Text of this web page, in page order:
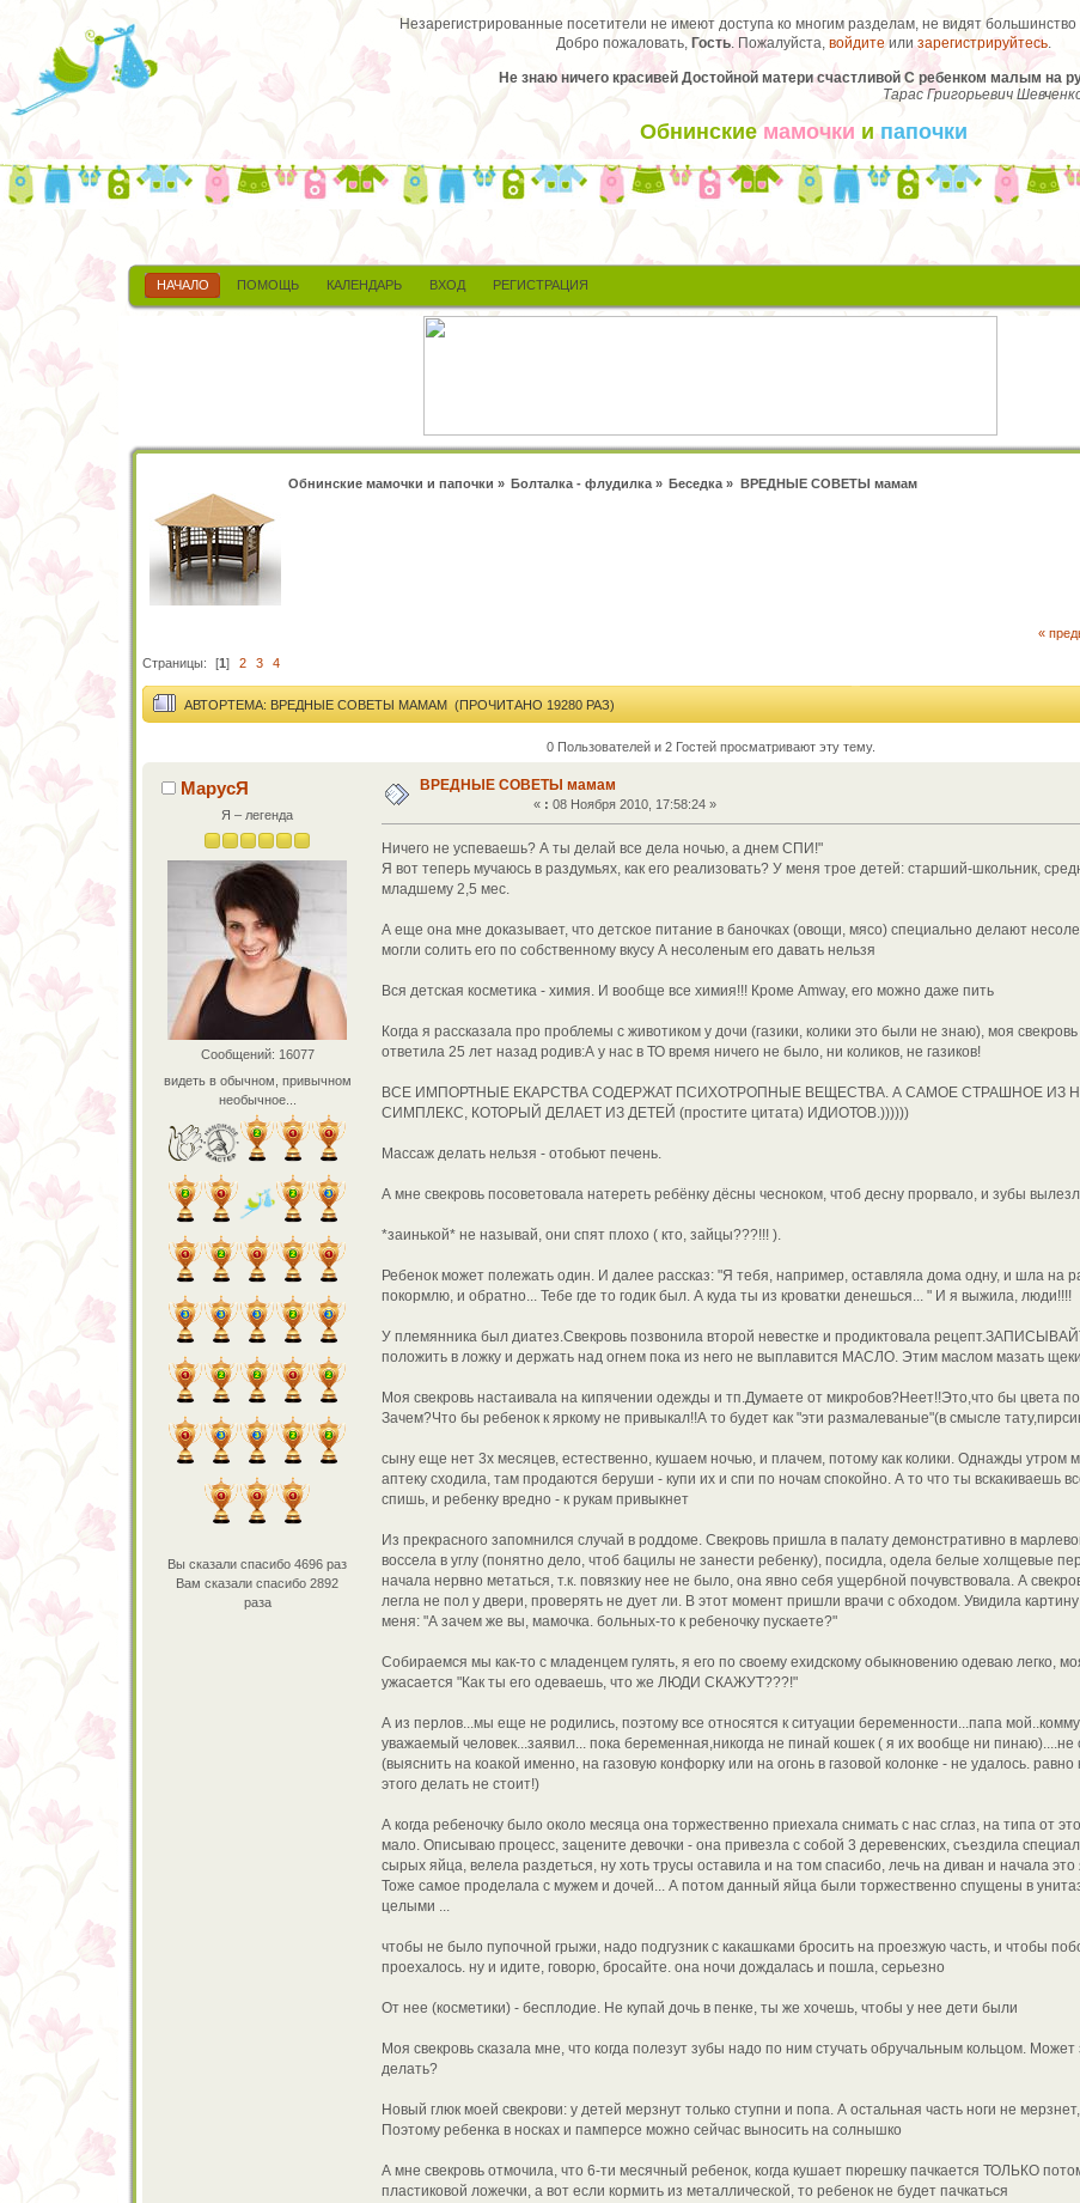
Незарегистрированные посетители не имеют доступа ко многим разделам, не видят большинство
Добро пожаловать, Гость. Пожалуйста, войдите илизарегистрируйтесь.
Не знаю ничего красивей Достойной матери счастливой С ребенком малым на
Тарас Григорьевич
Обнинские мамочки ипапочки
НАЧАЛО ПОМОЩЬ КАЛЕНДАРЬ ВХОД РЕГИСТРАЦИЯ
Обнинские мамочки и папочки » Болталка - флудилка» Беседка » ВРЕДНЫЕ СОВЕТЫ мамам
«
Страницы: [1] 2 3 4
АВТОРТЕМА: ВРЕДНЫЕ СОВЕТЫ МАМАМ (ПРОЧИТАНО 19280 РАЗ)
0 Пользователей и 2 Гостей просматривают эту тему.
МарусЯ
Я – легенда
Сообщений: 16077
видеть в обычном, привычном
необычное...
Вы сказали спасибо 4696 раз
Вам сказали спасибо 2892
раза
ВРЕДНЫЕ СОВЕТЫ мамам
« : 08 Ноября 2010, 17:58:24 »
Ничего не успеваешь? А ты делай все дела ночью, а днем СПИ!"
Я вот теперь мучаюсь в раздумьях, как его реализовать? У меня трое детей: старший-школьник,
младшему 2,5 мес.
А еще она мне доказывает, что детское питание в баночках (овощи, мясо) специально делают
могли солить его по собственному вкусу А несоленым его давать нельзя
Вся детская косметика - химия. И вообще все химия!!! Кроме Amway, его можно даже пить
Когда я рассказала про проблемы с животиком у дочи (газики, колики это были не знаю), моя
ответила 25 лет назад родив:А у нас в ТО время ничего не было, ни коликов, не газиков!
ВСЕ ИМПОРТНЫЕ ЕКАРСТВА СОДЕРЖАТ ПСИХОТРОПНЫЕ ВЕЩЕСТВА. А САМОЕ СТРАШНОЕ ИЗ
СИМПЛЕКС, КОТОРЫЙ ДЕЛАЕТ ИЗ ДЕТЕЙ (простите цитата) ИДИОТОВ.))))))
Массаж делать нельзя - отобьют печень.
А мне свекровь посоветовала натереть ребёнку дёсны чесноком, чтоб десну прорвало, и зубы
*заинькой* не называй, они спят плохо ( кто, зайцы???!!! ).
Ребенок может полежать один. И далее рассказ: "Я тебя, например, оставляла дома одну, и шла на
покормлю, и обратно... Тебе где то годик был. А куда ты из кроватки денешься... " И я выжила, люди!!!!
У племянника был диатез.Свекровь позвонила второй невестке и продиктовала
положить в ложку и держать над огнем пока из него не выплавится МАСЛО. Этим маслом мазать щеки
Моя свекровь настаивала на кипячении одежды и тп.Думаете от микробов?Неет!!Это,что бы цвета
Зачем?Что бы ребенок к яркому не привыкал!!А то будет как "эти размалеваные"(в смысле
сыну еще нет 3х месяцев, естественно, кушаем ночью, и плачем, потому как колики. Однажды утром
аптеку сходила, там продаются беруши - купи их и спи по ночам спокойно. А то что ты вскакиваешь
спишь, и ребенку вредно - к рукам привыкнет
Из прекрасного запомнился случай в роддоме. Свекровь пришла в палату демонстративно в
воссела в углу (понятно дело, чтоб бацилы не занести ребенку), посидла, одела белые холщевые
начала нервно метаться, т.к. повязкиу нее не было, она явно себя ущербной почувствовала. А
легла не пол у двери, проверять не дует ли. В этот момент пришли врачи с обходом. Увидила
меня: "А зачем же вы, мамочка. больных-то к ребеночку пускаете?"
Собираемся мы как-то с младенцем гулять, я его по своему ехидскому обыкновению одеваю легко,
ужасается "Как ты его одеваешь, что же ЛЮДИ СКАЖУТ???!"
А из перлов...мы еще не родились, поэтому все относятся к ситуации беременности...папа
уважаемый человек...заявил... пока беременная,никогда не пинай кошек ( я их вообще ни пинаю)....не
(выяснить на коакой именно, на газовую конфорку или на огонь в газовой колонке - не удалось. равно
этого делать не стоит!)
А когда ребеночку было около месяца она торжественно приехала снимать с нас сглаз, на типа от
мало. Описываю процесс, зацените девочки - она привезла с собой 3 деревенских, съездила
сырых яйца, велела раздеться, ну хоть трусы оставила и на том спасибо, лечь на диван и начала это
Тоже самое проделала с мужем и дочей... А потом данный яйца были торжественно спущены в
целыми ...
чтобы не было пупочной грыжи, надо подгузник с какашками бросить на проезжую часть, и чтобы
проехалось. ну и идите, говорю, бросайте. она ночи дождалась и пошла, серьезно
От нее (косметики) - бесплодие. Не купай дочь в пенке, ты же хочешь, чтобы у нее дети были
Моя свекровь сказала мне, что когда полезут зубы надо по ним стучать обручальным кольцом. Может
делать?
Новый глюк моей свекрови: у детей мерзнут только ступни и попа. А остальная часть ноги не
Поэтому ребенка в носках и памперсе можно сейчас выносить на солнышко
А мне свекровь отмочила, что 6-ти месячный ребенок, когда кушает пюрешку пачкается ТОЛЬКО
пластиковой ложечки, а вот если кормить из металлической, то ребенок не будет пачкаться